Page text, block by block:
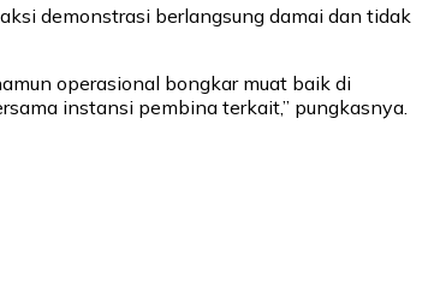
demonstrasi berlangsung damai dan tidak
operasional bongkar muat baik di
instansi pembina terkait,” pungkasnya.